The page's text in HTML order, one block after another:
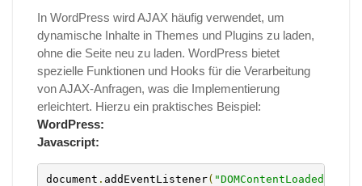
In WordPress wird AJAX häufig verwendet, um
dynamische Inhalte in Themes und Plugins zu laden,
ohne die Seite neu zu laden. WordPress bietet
spezielle Funktionen und Hooks für die Verarbeitung
von AJAX-Anfragen, was die Implementierung
erleichtert. Hierzu ein praktisches Beispiel:
WordPress:
Javascript:
document . addEventListener( "DOMContentLoaded"